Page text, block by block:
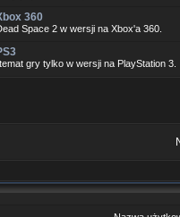
360
Space 2 w wersji na Xbox'a 360.
gry tylko w wersji na PlayStation 3.